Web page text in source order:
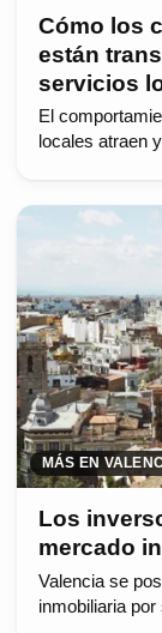
Cómo los
están
servicios
El
locales atraen
MÁS EN
Los
mercado
Valencia se
inmobiliaria